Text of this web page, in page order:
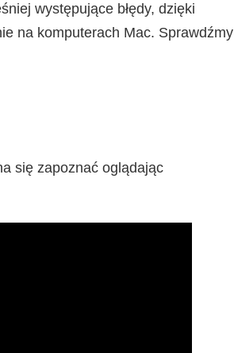
występujące błędy, dzięki
na komputerach Mac. Sprawdźmy
się zapoznać oglądając